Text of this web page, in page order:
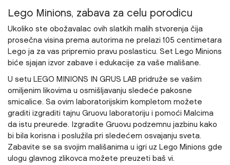
Lego Minions, zabava za celu porodicu
Ukoliko ste obožavalac ovih slatkih malih stvorenja čija
prosečna visina prema autorima ne prelazi 105 centimetara
Lego ja za vas pripremio pravu poslasticu. Set Lego Minions
biće sjajan izvor zabave i edukacije za vaše mališane.
U setu LEGO MINIONS IN GRUS LAB pridruže se vašim
omiljenim likovima u osmišljavanju sledeće pakosne
smicalice. Sa ovim laboratorijskim kompletom možete
graditi izgraditi tajnu Gruovu laboratoriju i pomoći Malcima
da istu preurede. Izgradite Gruovu podzemnu jazbinu kako
bi bila korisna i poslužila pri sledećem osvajanju sveta.
Zabavite se sa svojim mališanima u igri uz Lego Minions gde
ulogu glavnog zlikovca možete preuzeti baš vi.